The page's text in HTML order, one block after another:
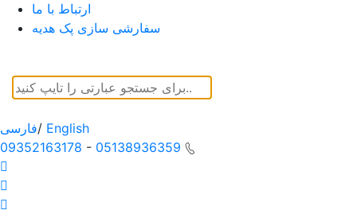
ارتباط با ما
سفارشی سازی پک هدیه
فارسی/ English
09352163178 - 05138936359